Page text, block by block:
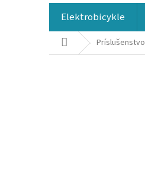
Elektrobicykle
DomovPríslušenstvo